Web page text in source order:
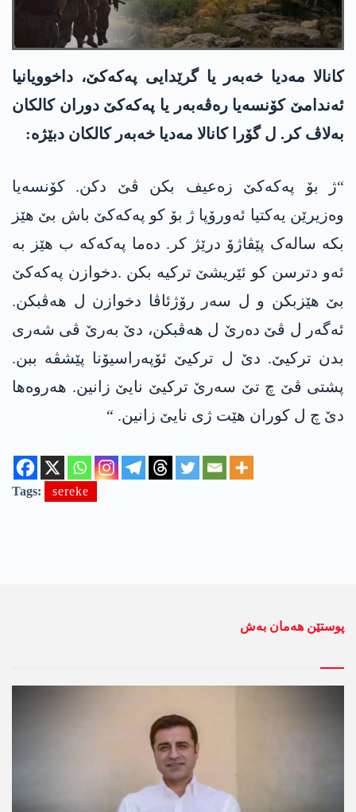
کانالا مەدیا خەبەر یا گرێدایی پەکەکێ، داخوویانیا
ئەندامێ کۆنسەیا رەڤەبەر یا پەکەکێ دوران کالکان
بەلاڤ کر. ل گۆرا کانالا مەدیا خەبەر کالکان دبێژە:
“ژ بۆ پەکەکێ زەعیف بکن ڤێ دکن. کۆنسەیا
وەزیرێن یەکتیا ئەورۆپا ژ بۆ کو پەکەکێ باش بێ ھێز
بکە سالەک پێڤاژۆ درێژ کر. دەما پەکەکە ب ھێز بە
ئەو دترسن کو ئێریشێ ترکیە بکن .دخوازن پەکەکێ
بێ ھێزبکن و ل سەر رۆژئاڤا دخوازن ل ھەڤبکن.
ئەگەر ل ڤێ دەرێ ل ھەڤبکن، دێ بەرێ ڤی شەری
بدن ترکیێ. دێ ل ترکیێ ئۆپەراسیۆنا پێشڤە ببن.
پشتی ڤێ چ تێ سەرێ ترکیێ نایێ زانین. ھەروەھا
دێ چ ل کوران هێت ژی نایێ زانین. “
Tags: sereke
پوستێن ھەمان بەش